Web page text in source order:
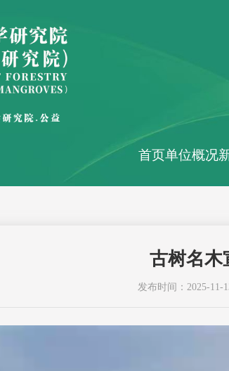
首页单位概况
古树名木
发布时间：2025-11-